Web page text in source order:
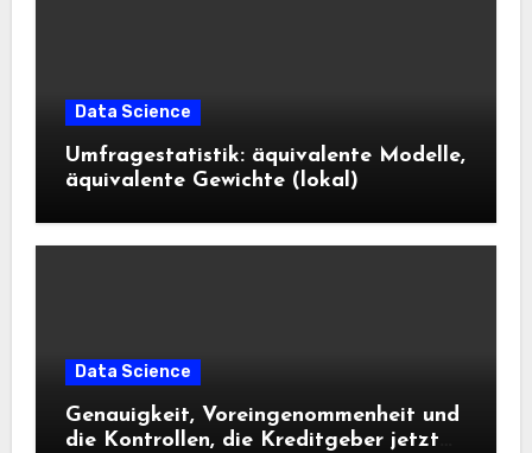
Data Science
Umfragestatistik: äquivalente Modelle,
äquivalente Gewichte (lokal)
Data Science
Genauigkeit, Voreingenommenheit und
die Kontrollen, die Kreditgeber jetzt